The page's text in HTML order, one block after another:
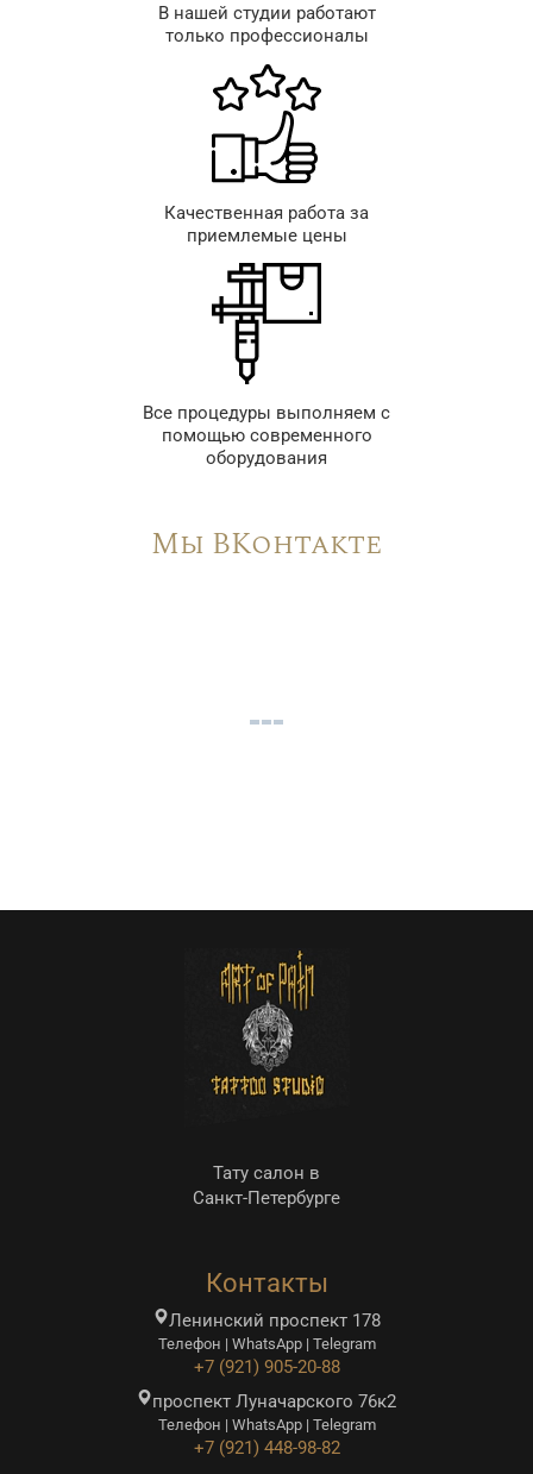
В нашей студии работают
только профессионалы
Качественная работа за
приемлемые цены
Все процедуры выполняем с
помощью современного
оборудования
Мы ВКонтакте
Тату салон в
Санкт-Петербурге
Контакты
Ленинский проспект 178
Телефон | WhatsApp | Telegram
+7 (921) 905-20-88
проспект Луначарского 76к2
Телефон | WhatsApp | Telegram
+7 (921) 448-98-82